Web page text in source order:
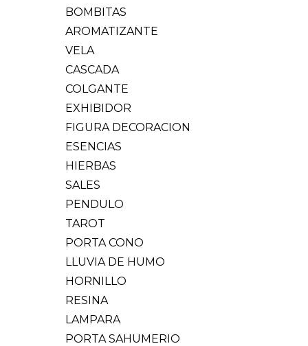
BOMBITAS
AROMATIZANTE
VELA
CASCADA
COLGANTE
EXHIBIDOR
FIGURA DECORACION
ESENCIAS
HIERBAS
SALES
PENDULO
TAROT
PORTA CONO
LLUVIA DE HUMO
HORNILLO
RESINA
LAMPARA
PORTA SAHUMERIO